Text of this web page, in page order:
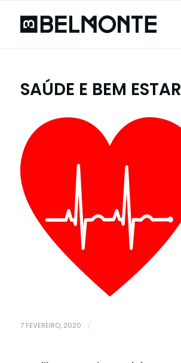
SAÚDE E BEM ESTAR
7 FEVEREIRO, 2020 /